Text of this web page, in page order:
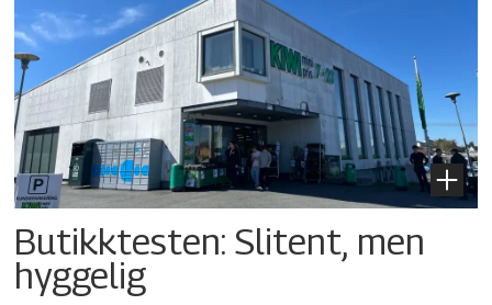
Butikktesten: Slitent, men
hyggelig